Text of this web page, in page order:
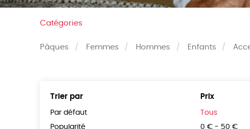
Catégories
Pâques Femmes Hommes Enfants
Trier par
Par défaut
Popularité
Prix
Tous
0 € - 50 €